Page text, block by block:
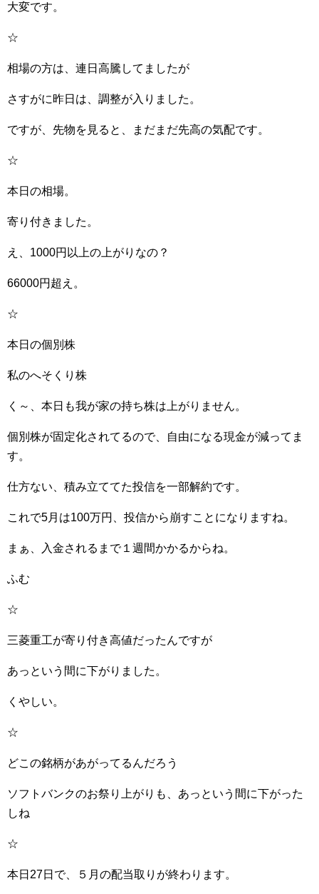
大変です。
☆
相場の方は、連日高騰してましたが
さすがに昨日は、調整が入りました。
ですが、先物を見ると、まだまだ先高の気配です。
☆
本日の相場。
寄り付きました。
え、1000円以上の上がりなの？
66000円超え。
☆
本日の個別株
私のへそくり株
く～、本日も我が家の持ち株は上がりません。
個別株が固定化されてるので、自由になる現金が減ってま
す。
仕方ない、積み立ててた投信を一部解約です。
これで5月は100万円、投信から崩すことになりますね。
まぁ、入金されるまで１週間かかるからね。
ふむ
☆
三菱重工が寄り付き高値だったんですが
あっという間に下がりました。
くやしい。
☆
どこの銘柄があがってるんだろう
ソフトバンクのお祭り上がりも、あっという間に下がった
しね
☆
本日27日で、５月の配当取りが終わります。